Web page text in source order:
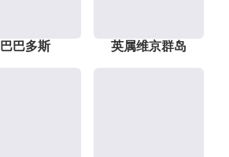
巴巴多斯 英属维京群岛